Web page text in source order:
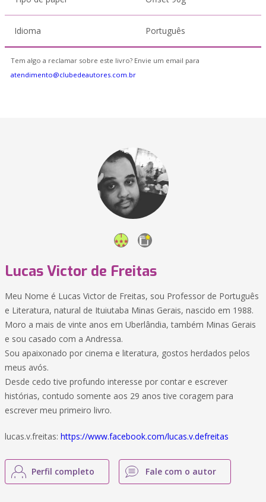
Idioma Português
Tem algo a reclamar sobre este livro? Envie um email para
atendimento@clubedeautores.com.br
Lucas Victor de Freitas
Meu Nome é Lucas Victor de Freitas, sou Professor de Português
e Literatura, natural de Ituiutaba Minas Gerais, nascido em 1988.
Moro a mais de vinte anos em Uberlândia, também Minas Gerais
e sou casado com a Andressa.
Sou apaixonado por cinema e literatura, gostos herdados pelos
meus avós.
Desde cedo tive profundo interesse por contar e escrever
histórias, contudo somente aos 29 anos tive coragem para
escrever meu primeiro livro.
lucas.v.freitas: https://www.facebook.com/lucas.v.defreitas
Perfil completo Fale com o autor